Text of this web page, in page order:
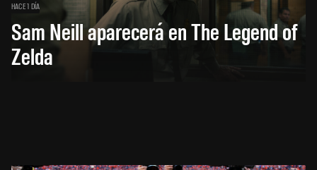
HACE 1 DÍA
Sam Neill aparecerá en The Legend of
Zelda